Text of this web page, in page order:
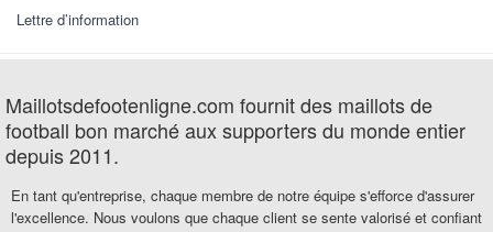
Lettre d’information
Maillotsdefootenligne.com fournit des maillots de
football bon marché aux supporters du monde entier
depuis 2011.
En tant qu'entreprise, chaque membre de notre équipe s'efforce d'assurer
l'excellence. Nous voulons que chaque client se sente valorisé et confiant